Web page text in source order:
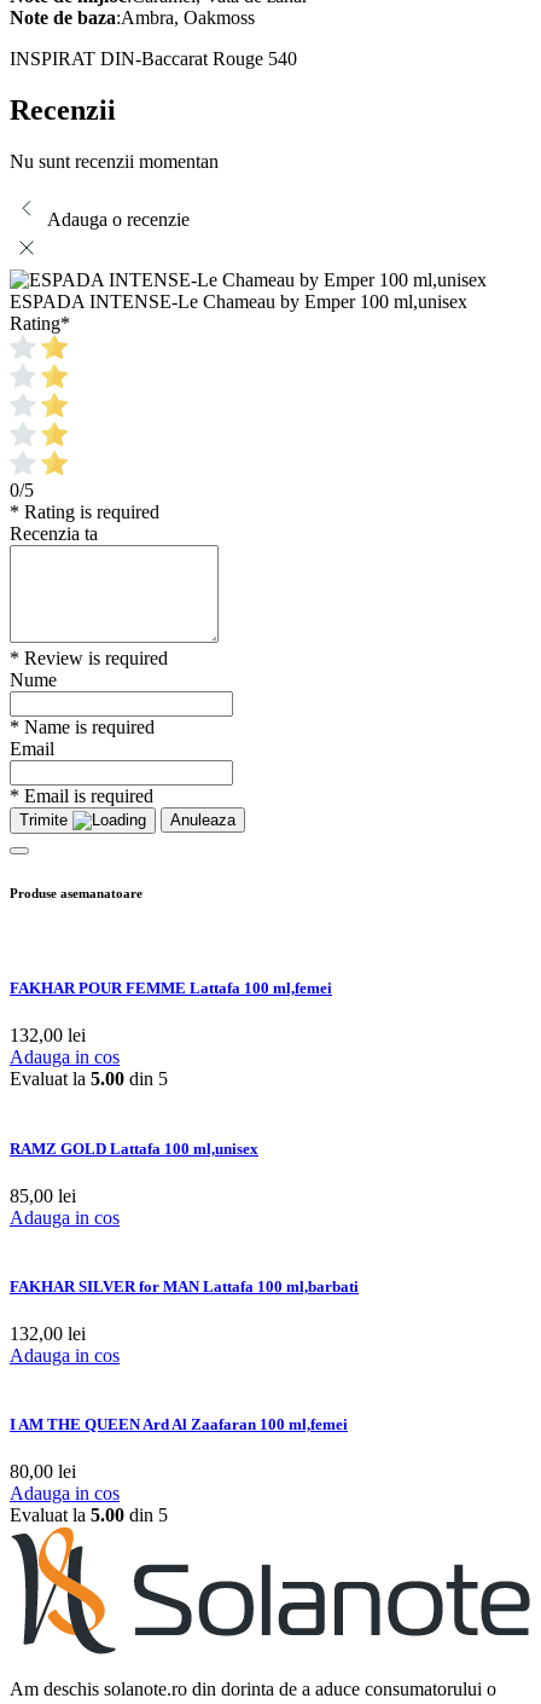
Note de baza:Ambra, Oakmoss
INSPIRAT DIN-Baccarat Rouge 540
Recenzii
Nu sunt recenzii momentan
Adauga o recenzie
ESPADA INTENSE-Le Chameau by Emper 100 ml,unisex
Rating*
0/5
* Rating is required
Recenzia ta
* Review is required
Nume
* Name is required
Email
* Email is required
Trimite Anuleaza
Produse asemanatoare
FAKHAR POUR FEMME Lattafa 100 ml,femei
132,00 lei
Adauga in cos
Evaluat la 5.00 din 5
RAMZ GOLD Lattafa 100 ml,unisex
85,00 lei
Adauga in cos
FAKHAR SILVER for MAN Lattafa 100 ml,barbati
132,00 lei
Adauga in cos
I AM THE QUEEN Ard Al Zaafaran 100 ml,femei
80,00 lei
Adauga in cos
Evaluat la 5.00 din 5
Am deschis solanote.ro din dorinta de a aduce consumatorului o